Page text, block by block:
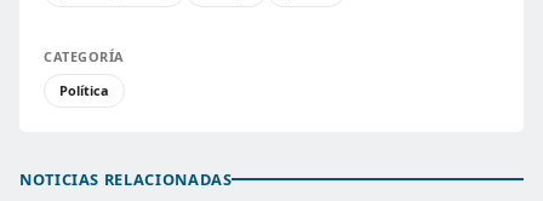
CATEGORÍA
Política
NOTICIAS RELACIONADAS